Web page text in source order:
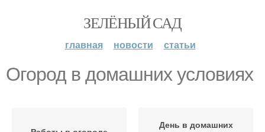
ЗЕЛЁНЫЙ САД
главная новости статьи
Огород в домашних условиях
День в домашних